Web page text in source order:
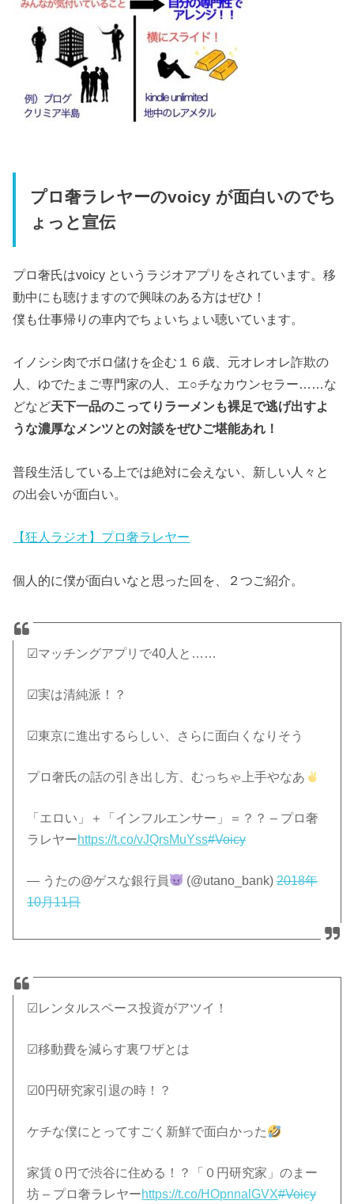
プロ奢ラレヤーのvoicy が面白いのでち
ょっと宣伝
プロ奢氏はvoicy というラジオアプリをされています。移
動中にも聴けますので興味のある方はぜひ！
僕も仕事帰りの車内でちょいちょい聴いています。
イノシシ肉でボロ儲けを企む１６歳、元オレオレ詐欺の
人、ゆでたまご専門家の人、エ○チなカウンセラー……な
どなど天下一品のこってりラーメンも裸足で逃げ出すよ
うな濃厚なメンツとの対談をぜひご堪能あれ！
普段生活している上では絶対に会えない、新しい人々と
の出会いが面白い。
【狂人ラジオ】プロ奢ラレヤー
個人的に僕が面白いなと思った回を、２つご紹介。
☑︎マッチングアプリで40人と……
☑︎実は清純派！？
☑︎東京に進出するらしい、さらに面白くなりそう
プロ奢氏の話の引き出し方、むっちゃ上手やなあ
「エロい」＋「インフルエンサー」＝？？ – プロ奢
ラレヤーhttps://t.co/vJQrsMuYss#Voicy
— うたの@ゲスな銀行員 (@utano_bank) 2018年
10月11日
☑︎レンタルスペース投資がアツイ！
☑︎移動費を減らす裏ワザとは
☑︎0円研究家引退の時！？
ケチな僕にとってすごく新鮮で面白かった
家賃０円で渋谷に住める！？「０円研究家」のまー
坊 – プロ奢ラレヤーhttps://t.co/HOpnnalGVX#Voicy